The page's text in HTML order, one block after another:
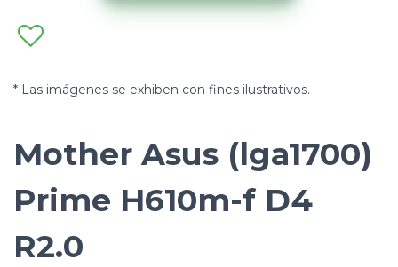
* Las imágenes se exhiben con fines ilustrativos.
Mother Asus (lga1700)
Prime H610m-f D4
R2.0